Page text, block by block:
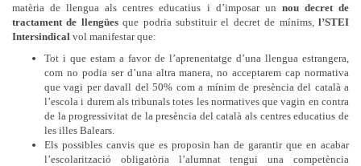
matèria de llengua als centres educatius i d’imposar un nou decret de
tractament de llengüesque podria substituir el decret de mínims,l’STEI
Intersindical vol manifestar que:
Tot i que estam a favor de l’aprenentatge d’una llengua estrangera,
com no podia ser d’una altra manera, no acceptarem cap normativa
que vagi per davall del 50% com a mínim de presència del català a
l’escola i durem als tribunals totes les normatives que vagin en contra
de la progressivitat de la presència del català als centres educatius de
les illes Balears.
Els possibles canvis que es proposin han de garantir que en acabar
l’escolarització obligatòria l’alumnat tengui una competència